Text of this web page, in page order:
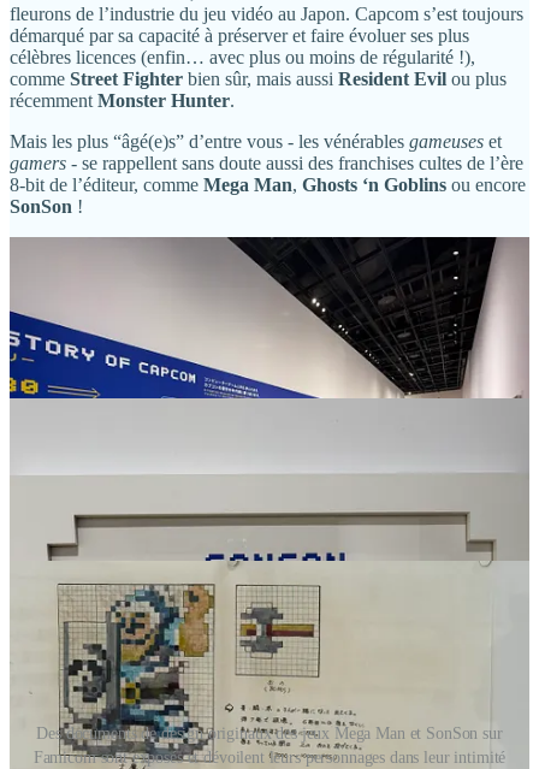
fleurons de l’industrie du jeu vidéo au Japon. Capcom s’est toujours
démarqué par sa capacité à préserver et faire évoluer ses plus
célèbres licences (enfin… avec plus ou moins de régularité !),
comme Street Fighter bien sûr, mais aussi Resident Evil ou plus
récemment Monster Hunter.
Mais les plus “âgé(e)s” d’entre vous - les vénérables gameuses et
gamers - se rappellent sans doute aussi des franchises cultes de l’ère
8-bit de l’éditeur, comme Mega Man, Ghosts ‘n Goblins ou encore
SonSon !
Des documents de design originaux des jeux Mega Man et SonSon sur
Famicom sont exposés et dévoilent leurs personnages dans leur intimité